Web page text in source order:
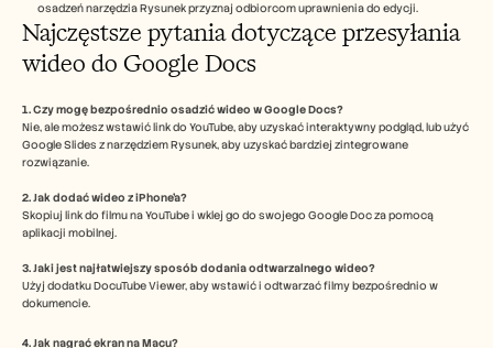
osadzeń narzędzia Rysunek przyznaj odbiorcom uprawnienia do edycji.
Najczęstsze pytania dotyczące przesyłania
wideo do Google Docs
1. Czy mogę bezpośrednio osadzić wideo w Google Docs?
Nie, ale możesz wstawić link do YouTube, aby uzyskać interaktywny podgląd, lub użyć
Google Slides z narzędziem Rysunek, aby uzyskać bardziej zintegrowane
rozwiązanie.
2. Jak dodać wideo z iPhone’a?
Skopiuj link do filmu na YouTube i wklej go do swojego Google Doc za pomocą
aplikacji mobilnej.
3. Jaki jest najłatwiejszy sposób dodania odtwarzalnego wideo?
Użyj dodatku DocuTube Viewer, aby wstawić i odtwarzać filmy bezpośrednio w
dokumencie.
4. Jak nagrać ekran na Macu?